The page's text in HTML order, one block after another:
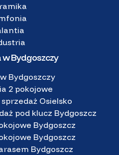
w Bydgoszczy
Bydgoszczy
2 pokojowe
Osielsko
pod klucz Bydgoszcz
Bydgoszcz
Bydgoszcz
Bydgoszcz